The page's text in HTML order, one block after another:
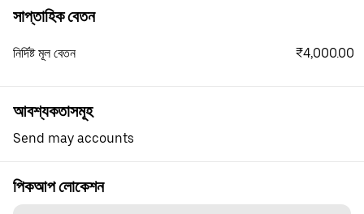
সাপ্তাহিক বেতন
নির্দিষ্ট মূল বেতন ₹4,000.00
আবশ্যকতাসমূহ
Send may accounts
পিকআপ লোকেশন